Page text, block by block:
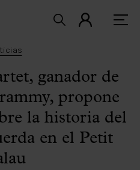
ganador de
propone
la historia del
en el Petit